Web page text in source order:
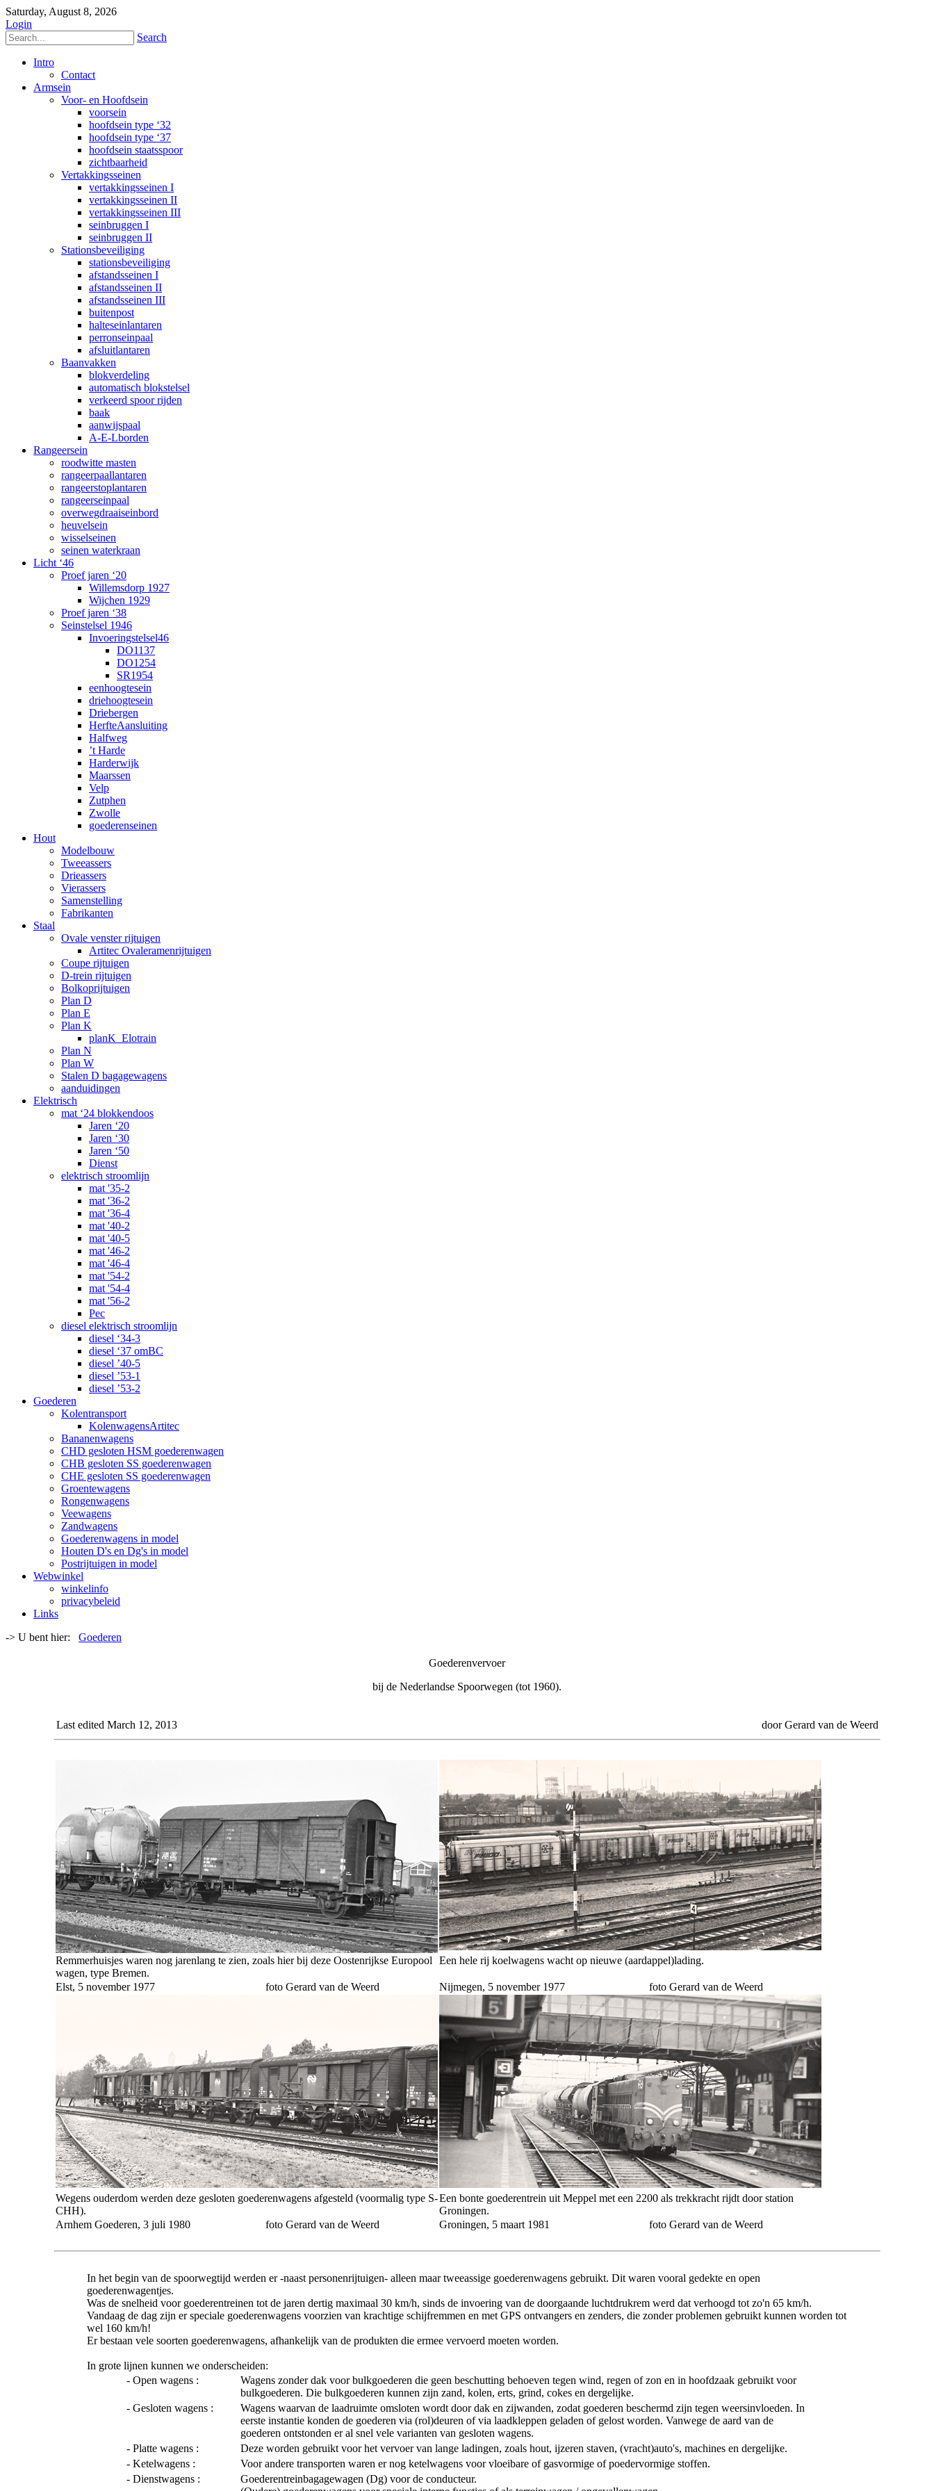
Saturday, August 8, 2026
Login
Search
Intro
Contact
Armsein
Voor- en Hoofdsein
voorsein
hoofdsein type ‘32
hoofdsein type ‘37
hoofdsein staatsspoor
zichtbaarheid
Vertakkingsseinen
vertakkingsseinen I
vertakkingsseinen II
vertakkingsseinen III
seinbruggen I
seinbruggen II
Stationsbeveiliging
stationsbeveiliging
afstandsseinen I
afstandsseinen II
afstandsseinen III
buitenpost
halteseinlantaren
perronseinpaal
afsluitlantaren
Baanvakken
blokverdeling
automatisch blokstelsel
verkeerd spoor rijden
baak
aanwijspaal
A-E-Lborden
Rangeersein
roodwitte masten
rangeerpaallantaren
rangeerstoplantaren
rangeerseinpaal
overwegdraaiseinbord
heuvelsein
wisselseinen
seinen waterkraan
Licht ‘46
Proef jaren ‘20
Willemsdorp 1927
Wijchen 1929
Proef jaren ‘38
Seinstelsel 1946
Invoeringstelsel46
DO1137
DO1254
SR1954
eenhoogtesein
driehoogtesein
Driebergen
HerfteAansluiting
Halfweg
’t Harde
Harderwijk
Maarssen
Velp
Zutphen
Zwolle
goederenseinen
Hout
Modelbouw
Tweeassers
Drieassers
Vierassers
Samenstelling
Fabrikanten
Staal
Ovale venster rijtuigen
Artitec Ovaleramenrijtuigen
Coupe rijtuigen
D-trein rijtuigen
Bolkoprijtuigen
Plan D
Plan E
Plan K
planK_Elotrain
Plan N
Plan W
Stalen D bagagewagens
aanduidingen
Elektrisch
mat ‘24 blokkendoos
Jaren ‘20
Jaren ‘30
Jaren ‘50
Dienst
elektrisch stroomlijn
mat '35-2
mat '36-2
mat '36-4
mat '40-2
mat '40-5
mat '46-2
mat '46-4
mat '54-2
mat '54-4
mat '56-2
Pec
diesel elektrisch stroomlijn
diesel ‘34-3
diesel ‘37 omBC
diesel ’40-5
diesel ’53-1
diesel ’53-2
Goederen
Kolentransport
KolenwagensArtitec
Bananenwagens
CHD gesloten HSM goederenwagen
CHB gesloten SS goederenwagen
CHE gesloten SS goederenwagen
Groentewagens
Rongenwagens
Veewagens
Zandwagens
Goederenwagens in model
Houten D's en Dg's in model
Postrijtuigen in model
Webwinkel
winkelinfo
privacybeleid
Links
-> U bent hier: Goederen
Goederenvervoer
bij de Nederlandse Spoorwegen (tot 1960).
Last edited March 12, 2013 door Gerard van de Weerd
Remmerhuisjes waren nog jarenlang te zien, zoals hier bij deze Oostenrijkse Europool
wagen, type Bremen.
Een hele rij koelwagens wacht op nieuwe (aardappel)lading.
Elst, 5 november 1977 foto Gerard van de Weerd Nijmegen, 5 november 1977 foto Gerard van de Weerd
Wegens ouderdom werden deze gesloten goederenwagens afgesteld (voormalig type S-
CHH).
Een bonte goederentrein uit Meppel met een 2200 als trekkracht rijdt door station
Groningen.
Arnhem Goederen, 3 juli 1980
foto Gerard van de Weerd Groningen, 5 maart 1981 foto Gerard van de Weerd
In het begin van de spoorwegtijd werden er -naast personenrijtuigen- alleen maar tweeassige goederenwagens gebruikt. Dit waren vooral gedekte en open
goederenwagentjes.
Was de snelheid voor goederentreinen tot de jaren dertig maximaal 30 km/h, sinds de invoering van de doorgaande luchtdrukrem werd dat verhoogd tot zo'n 65 km/h.
Vandaag de dag zijn er speciale goederenwagens voorzien van krachtige schijfremmen en met GPS ontvangers en zenders, die zonder problemen gebruikt kunnen worden tot
wel 160 km/h!
Er bestaan vele soorten goederenwagens, afhankelijk van de produkten die ermee vervoerd moeten worden.
In grote lijnen kunnen we onderscheiden:
- Open wagens :
Wagens zonder dak voor bulkgoederen die geen beschutting behoeven tegen wind, regen of zon en in hoofdzaak gebruikt voor
bulkgoederen. Die bulkgoederen kunnen zijn zand, kolen, erts, grind, cokes en dergelijke.
- Gesloten wagens :
Wagens waarvan de laadruimte omsloten wordt door dak en zijwanden, zodat goederen beschermd zijn tegen weersinvloeden. In
eerste instantie konden de goederen via (rol)deuren of via laadkleppen geladen of gelost worden. Vanwege de aard van de
goederen ontstonden er al snel vele varianten van gesloten wagens.
- Platte wagens :
Deze worden gebruikt voor het vervoer van lange ladingen, zoals hout, ijzeren staven, (vracht)auto's, machines en dergelijke.
- Ketelwagens :
Voor andere transporten waren er nog ketelwagens voor vloeibare of gasvormige of poedervormige stoffen.
- Dienstwagens :
Goederentreinbagagewagen (Dg) voor de conducteur.